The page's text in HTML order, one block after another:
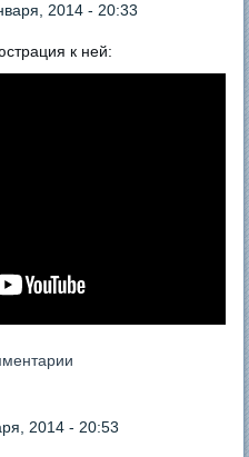
2014 - 20:33
к ней:
2014 - 20:53